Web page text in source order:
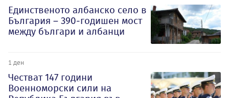
Единственото албанско село в
България – 390-годишен мост
между българи и албанци
1 ден
Честват 147 години
Военноморски сили на